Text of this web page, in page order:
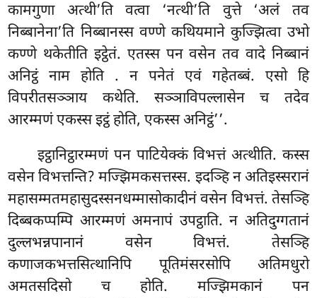
कामगुणा अत्थी’ति वत्वा ‘नत्थी’ति वुत्ते ‘अलं तव
निब्बानेना’ति निब्बानस्स वण्णे कथियमाने कुज्झित्वा उभो
कण्णे थकेतीति इट्ठेतं. एतस्स पनवसेन तव वादे निब्बानं
अनिट्ठं नाम होति . न पनेतं एवं गहेतब्बं. एसो हि
विपरीतसञ्ञाय कथेति. सञ्ञाविपल्लासेन च तदेव
आरम्मणं एकस्स इट्ठं होति, एकस्स अनिट्ठं’’.
इट्ठानिट्ठारम्मणं पन पाटियेक्कं विभत्तं अत्थीति. कस्स
वसेन विभत्तन्ति? मज्झिमकसत्तस्स. इदञ्हि न अतिइस्सरानं
महासम्मतमहासुदस्सनधम्मासोकादीनं वसेन विभत्तं. तेसञ्हि
दिब्बकप्पम्पि आरम्मणं अमनापं उपट्ठाति. न अतिदुग्गतानं
दुल्लभन्नपानानं वसेन विभत्तं. तेसञ्हि
कणाजकभत्तसित्थानिपि पूतिमंसरसोपि अतिमधुरो
अमतसदिसो च होति. मज्झिमकानं पन